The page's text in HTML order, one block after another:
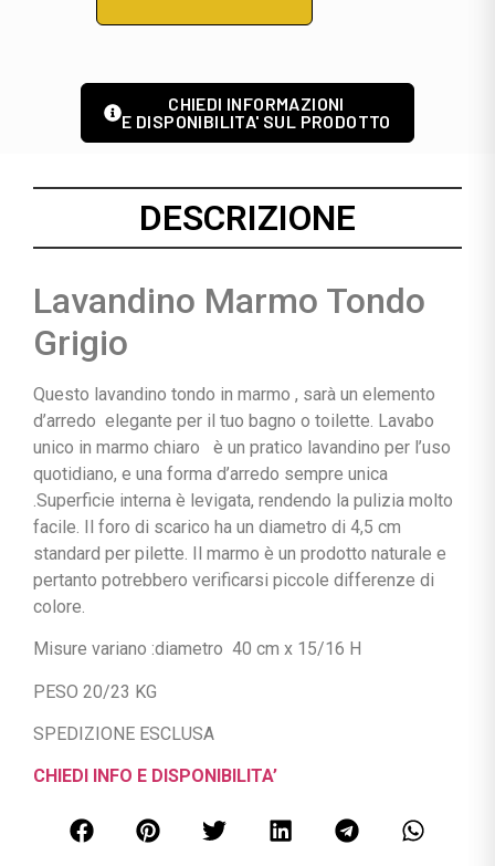
CHIEDI INFORMAZIONI
E DISPONIBILITA' SUL PRODOTTO
DESCRIZIONE
Lavandino Marmo Tondo
Grigio
Questo lavandino tondo in marmo , sarà un elemento
d’arredo elegante per il tuo bagno o toilette. Lavabo
unico in marmo chiaro è un pratico lavandino per l’uso
quotidiano, e una forma d’arredo sempre unica
.Superficie interna è levigata, rendendo la pulizia molto
facile. Il foro di scarico ha un diametro di 4,5 cm
standard per pilette. Il marmo è un prodotto naturale e
pertanto potrebbero verificarsi piccole differenze di
colore.
Misure variano :diametro 40 cm x 15/16 H
PESO 20/23 KG
SPEDIZIONE ESCLUSA
CHIEDI INFO E DISPONIBILITA’